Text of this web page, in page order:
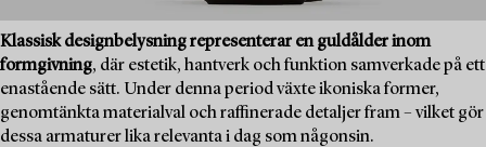
Klassisk designbelysning representerar en guldålder inom
formgivning, där estetik, hantverk och funktion samverkade på ett
enastående sätt. Under denna period växte ikoniska former,
genomtänkta materialval och raffinerade detaljer fram – vilket gör
dessa armaturer lika relevanta i dag som någonsin.